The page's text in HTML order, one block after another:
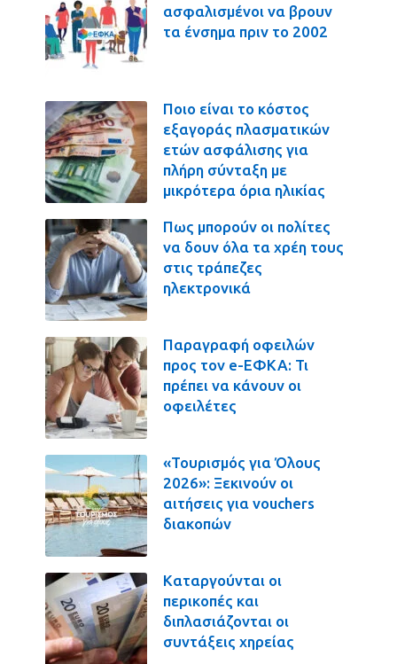
ασφαλισμένοι να βρουν
τα ένσημα πριν το 2002
Ποιο είναι το κόστος
εξαγοράς πλασματικών
ετών ασφάλισης για
πλήρη σύνταξη με
μικρότερα όρια ηλικίας
Πως μπορούν οι πολίτες
να δουν όλα τα χρέη τους
στις τράπεζες
ηλεκτρονικά
Παραγραφή οφειλών
προς τον e-ΕΦΚΑ: Τι
πρέπει να κάνουν οι
οφειλέτες
«Τουρισμός για Όλους
2026»: Ξεκινούν οι
αιτήσεις για vouchers
διακοπών
Καταργούνται οι
περικοπές και
διπλασιάζονται οι
συντάξεις χηρείας